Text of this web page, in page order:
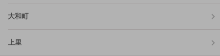
大和町
上里